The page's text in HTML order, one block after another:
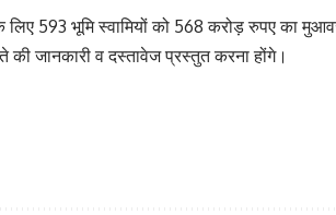
593 भूमि स्वामियों को 568 करोड़ रुपए का
जानकारी व दस्तावेज प्रस्तुत करना होंगे।